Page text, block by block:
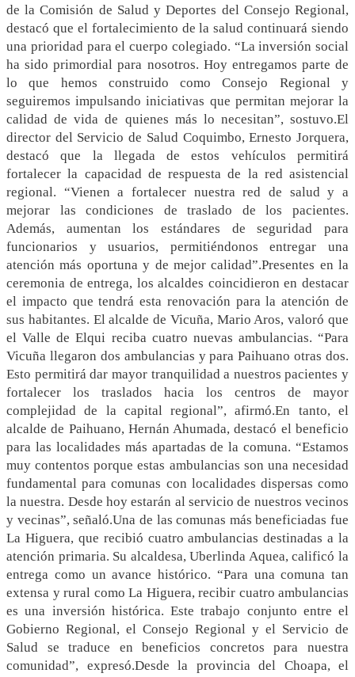
de la Comisión de Salud y Deportes del Consejo Regional,
destacó que el fortalecimiento de la salud continuará siendo
una prioridad para el cuerpo colegiado. “La inversión social
ha sido primordial para nosotros. Hoy entregamos parte de
lo que hemos construido como Consejo Regional y
seguiremos impulsando iniciativas que permitan mejorar la
calidad de vida de quienes más lo necesitan”, sostuvo.El
director del Servicio de Salud Coquimbo, Ernesto Jorquera,
destacó que la llegada de estos vehículos permitirá
fortalecer la capacidad de respuesta de la red asistencial
regional. “Vienen a fortalecer nuestra red de salud y a
mejorar las condiciones de traslado de los pacientes.
Además, aumentan los estándares de seguridad para
funcionarios y usuarios, permitiéndonos entregar una
atención más oportuna y de mejor calidad”.Presentes en la
ceremonia de entrega, los alcaldes coincidieron en destacar
el impacto que tendrá esta renovación para la atención de
sus habitantes. El alcalde de Vicuña, Mario Aros, valoró que
el Valle de Elqui reciba cuatro nuevas ambulancias. “Para
Vicuña llegaron dos ambulancias y para Paihuano otras dos.
Esto permitirá dar mayor tranquilidad a nuestros pacientes y
fortalecer los traslados hacia los centros de mayor
complejidad de la capital regional”, afirmó.En tanto, el
alcalde de Paihuano, Hernán Ahumada, destacó el beneficio
para las localidades más apartadas de la comuna. “Estamos
muy contentos porque estas ambulancias son una necesidad
fundamental para comunas con localidades dispersas como
la nuestra. Desde hoy estarán al servicio de nuestros vecinos
y vecinas”, señaló.Una de las comunas más beneficiadas fue
La Higuera, que recibió cuatro ambulancias destinadas a la
atención primaria. Su alcaldesa, Uberlinda Aquea, calificó la
entrega como un avance histórico. “Para una comuna tan
extensa y rural como La Higuera, recibir cuatro ambulancias
es una inversión histórica. Este trabajo conjunto entre el
Gobierno Regional, el Consejo Regional y el Servicio de
Salud se traduce en beneficios concretos para nuestra
comunidad”, expresó.Desde la provincia del Choapa, el